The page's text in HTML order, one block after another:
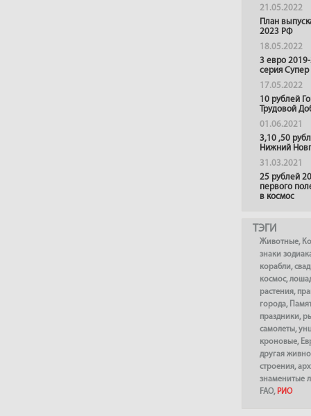
21.05.2022
План
2023 РФ
18.05.2022
3 евро
серия
17.05.2022
10 рублей
Трудовой
01.06.2021
3,10 ,50
Нижний
31.03.2021
25 рублей
первого
в космос
ТЭГИ
Животные,
знаки
корабли,
космос,
растения,
города,
праздники,
самолеты,
кроновые,
другая
строения,
знаменитые
FAO, РИО